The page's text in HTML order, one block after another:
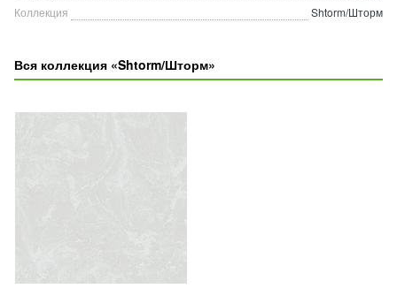
Коллекция
Shtorm/Шторм
Вся коллекция «Shtorm/Шторм»